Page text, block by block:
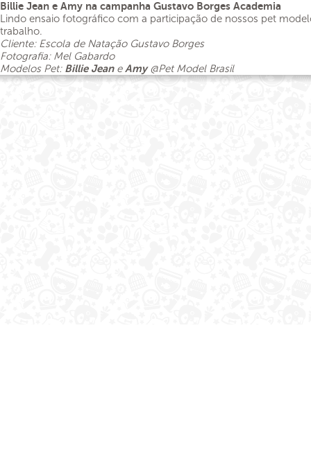
Billie Jean e Amy na campanha Gustavo Borges Academia
Lindo ensaio fotográfico com a participação de nossos pet
trabalho.
Cliente: Escola de Natação Gustavo Borges
Fotografia: Mel Gabardo
Modelos Pet: Billie Jeane Amy@Pet Model Brasil